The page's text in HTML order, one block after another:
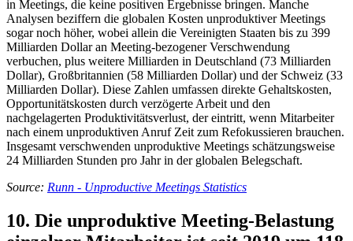
in Meetings, die keine positiven Ergebnisse bringen. Manche
Analysen beziffern die globalen Kosten unproduktiver Meetings
sogar noch höher, wobei allein die Vereinigten Staaten bis zu 399
Milliarden Dollar an Meeting-bezogener Verschwendung
verbuchen, plus weitere Milliarden in Deutschland (73 Milliarden
Dollar), Großbritannien (58 Milliarden Dollar) und der Schweiz (33
Milliarden Dollar). Diese Zahlen umfassen direkte Gehaltskosten,
Opportunitätskosten durch verzögerte Arbeit und den
nachgelagerten Produktivitätsverlust, der eintritt, wenn Mitarbeiter
nach einem unproduktiven Anruf Zeit zum Refokussieren brauchen.
Insgesamt verschwenden unproduktive Meetings schätzungsweise
24 Milliarden Stunden pro Jahr in der globalen Belegschaft.
Source: Runn - Unproductive Meetings Statistics
10. Die unproduktive Meeting-Belastung